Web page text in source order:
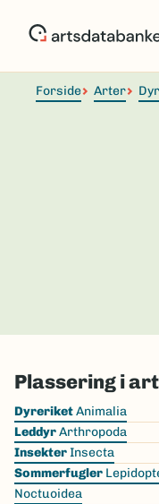
Forside Arter
Plassering i
Skip
the
list
DyreriketAnimalia
LeddyrArthropoda
InsekterInsecta
Sommerfugler
Noctuoidea